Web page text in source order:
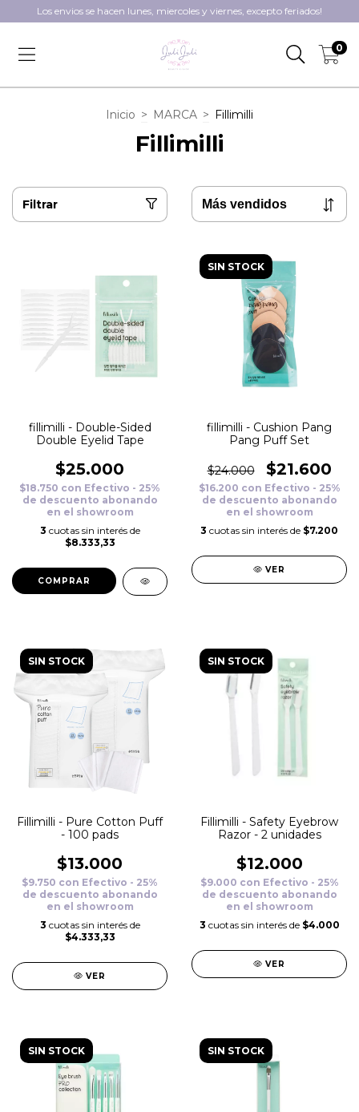
Los envios se hacen lunes, miercoles y viernes, excepto feriados!
0
Inicio > MARCA > Fillimilli
Fillimilli
Filtrar
fillimilli - Double-Sided
Double Eyelid Tape
$25.000
$18.750 con Efectivo - 25%
de descuento abonando
en el showroom
3 cuotas sin interés de
$8.333,33
SIN STOCK
fillimilli - Cushion Pang
Pang Puff Set
$24.000 $21.600
$16.200 con Efectivo - 25%
de descuento abonando
en el showroom
3 cuotas sin interés de $7.200
VER
SIN STOCK
Fillimilli - Pure Cotton Puff
- 100 pads
$13.000
$9.750 con Efectivo - 25%
de descuento abonando
en el showroom
3 cuotas sin interés de
$4.333,33
VER
SIN STOCK
Fillimilli - Safety Eyebrow
Razor - 2 unidades
$12.000
$9.000 con Efectivo - 25%
de descuento abonando
en el showroom
3 cuotas sin interés de $4.000
VER
SIN STOCK SIN STOCK